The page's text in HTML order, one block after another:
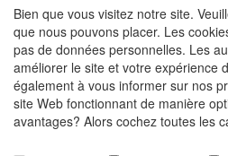
S'inscrire
Mot de passe oublié ?
MEDIA SOCIAUX
Bien que vous visitez notre site.
que nous pouvons placer. Les
pas de données personnelles. Les
améliorer le site et votre expérience
également à vous informer sur nos
site Web fonctionnant de manière
avantages? Alors cochez toutes les